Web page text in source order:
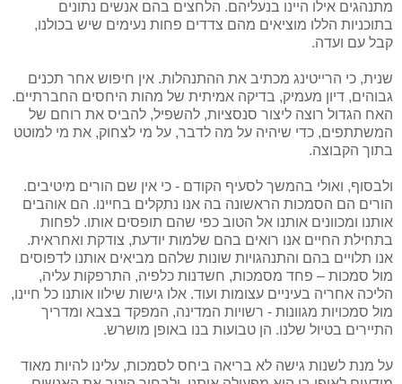
מתנהגים אילו היינו בנעליהם. הלחצים בהם אנשים נתונים
בתוכניות הללו מוציאים מהם צדדים פחות נעימים שיש בכולנו,
קבל עם ועדה.
שנית, כי הרייטינג מכתיב את ההתנהלות. אין חיפוש אחר תכנים
גבוהים, דיון מעמיק, בדיקה אמיתית של מהות היחסים החברתיים.
האח הגדול רוצה ליצור סנסציות, להשפיל, להביס את רוחם של
המשתתפים, כדי שיהיה על מה לדבר, על מי לצחוק, את מי למוטט
בתוך הקבוצה.
ולבסוף, ואולי בהמשך לסעיף הקודם - כי אין שם הורים מיטיבים.
הורים הם הסמכות הראשונה בה אנו נתקלים בחיינו. הם אוהבים
אותנו ומכוונים אותנו אל הטוב כפי שהם תופסים אותו. לפחות
בתחילת החיים אנו רואים בהם שלמות יודעת, צודקת ואחראית.
אנו תלויים בהם והתנהגויות שונות שלהם מביאים אותנו לדפוסים
מול סמכות – פחד מסמכות, חשדנות כלפיה, התרפקות עליה,
הליכה אחריה בעיניים עצומות ועוד. אלו גישות שילוו אותנו כל חיינו,
מול סמכויות מגוונות - רשויות המדינה, המפקד בצבא ומדריך
התיירים בטיול שלנו. הן טבועות בנו באופן מושרש.
על מנת לשנות גישה לא בריאה ביחס לסמכות, עלינו להיות מאוד